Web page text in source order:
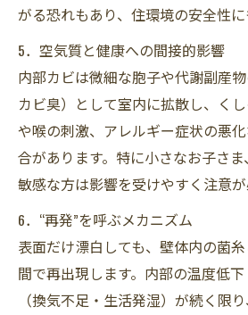
がる恐れもあり、住環境の安全性に
5．空気質と健康への間接的影響
内部カビは微細な胞子や代謝副産
カビ臭）として室内に拡散し、く
や喉の刺激、アレルギー症状の悪
合があります。特に小さなお子さ
敏感な方は影響を受けやすく注意が
6．“再発”を呼ぶメカニズム
表面だけ漂白しても、壁体内の菌
間で再出現します。内部の温度低
（換気不足・生活発湿）が続く